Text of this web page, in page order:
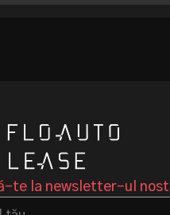
te la newsletter-ul